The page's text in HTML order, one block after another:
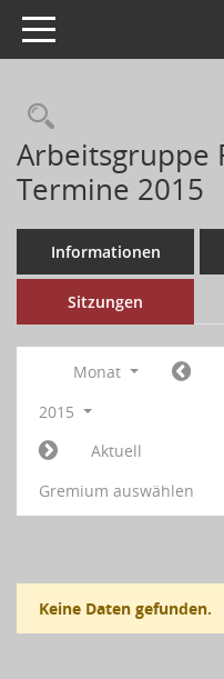
Toggle navigation
Arbeitsgruppe
Termine 2015
Informationen
Sitzungen
Monat
2015
Aktuell
Gremium auswählen
Keine Daten gefunden.